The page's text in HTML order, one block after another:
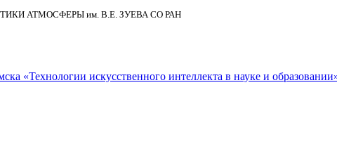
АТМОСФЕРЫ им. В.Е. ЗУЕВА СО РАН
«Технологии искусственного интеллекта в науке и